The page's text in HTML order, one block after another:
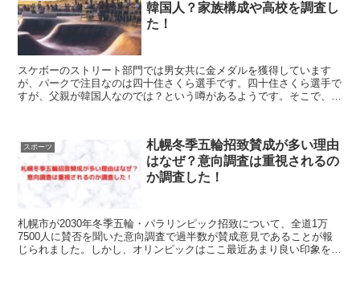
韓国人？家族構成や高校を調査し
た！
スケボーのストリート部門では男女共に金メダルを獲得しています
が、パークで注目なのは四十住さくら選手です。四十住さくら選手で
すが、父親が韓国人なのでは？という噂があるようです。そこで、四
スポーツ
札幌冬季五輪招致賛成が多い理由
はなぜ？意向調査は重視されるの
か調査した！
札幌市が2030年冬季五輪・パラリンピック招致について、全道1万
7500人に賛否を聞いた意向調査で過半数が賛成意見であることが報
じられました。しかし、オリンピックはここ最近あまり良い印象を受